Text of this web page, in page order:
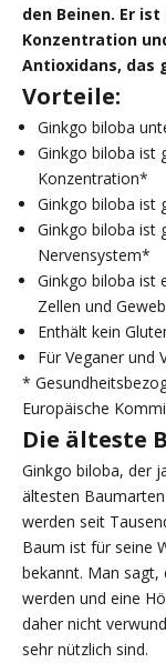
den Beinen. Er
Konzentration
Antioxidans, das
Vorteile:
Ginkgo biloba
Ginkgo biloba ist
Konzentration*
Ginkgo biloba ist
Ginkgo biloba ist
Nervensystem*
Ginkgo biloba ist
Zellen und
Enthält kein
Für Veganer und
*
Europäische
Die älteste
Ginkgo biloba, der
ältesten
werden seit
Baum ist für seine
bekannt. Man sagt,
werden und eine
daher nicht
sehr nützlich sind.